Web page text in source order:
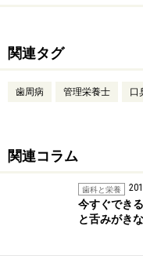
関連タグ
歯周病 管理栄養士 口
関連コラム
歯科と栄養
今すぐでき
と舌みがき